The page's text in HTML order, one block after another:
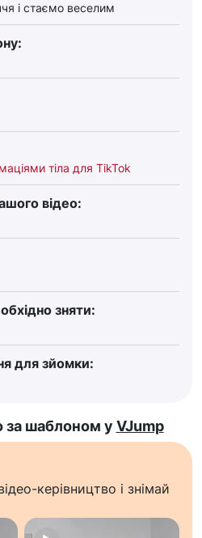
і стаємо веселим
тіла для TikTok
відео:
зняти:
для зйомки:
за шаблоном у VJump
керівництво і знімай